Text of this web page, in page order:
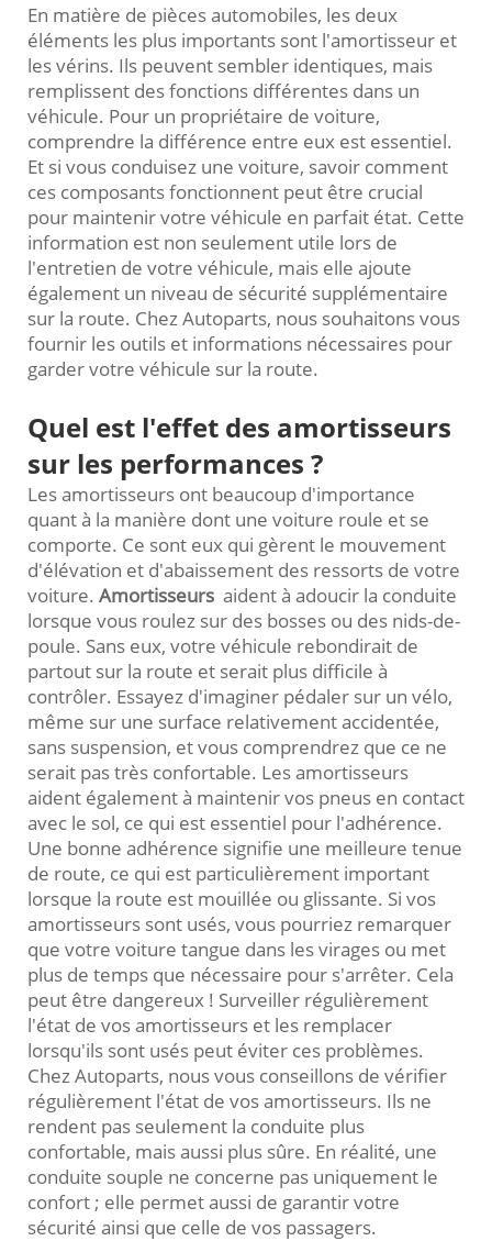
En matière de pièces automobiles, les deux
éléments les plus importants sont l'amortisseur et
les vérins. Ils peuvent sembler identiques, mais
remplissent des fonctions différentes dans un
véhicule. Pour un propriétaire de voiture,
comprendre la différence entre eux est essentiel.
Et si vous conduisez une voiture, savoir comment
ces composants fonctionnent peut être crucial
pour maintenir votre véhicule en parfait état. Cette
information est non seulement utile lors de
l'entretien de votre véhicule, mais elle ajoute
également un niveau de sécurité supplémentaire
sur la route. Chez Autoparts, nous souhaitons vous
fournir les outils et informations nécessaires pour
garder votre véhicule sur la route.
Quel est l'effet des amortisseurs
sur les performances ?
Les amortisseurs ont beaucoup d'importance
quant à la manière dont une voiture roule et se
comporte. Ce sont eux qui gèrent le mouvement
d'élévation et d'abaissement des ressorts de votre
voiture. Amortisseurs aident à adoucir la conduite
lorsque vous roulez sur des bosses ou des nids-de-
poule. Sans eux, votre véhicule rebondirait de
partout sur la route et serait plus difficile à
contrôler. Essayez d'imaginer pédaler sur un vélo,
même sur une surface relativement accidentée,
sans suspension, et vous comprendrez que ce ne
serait pas très confortable. Les amortisseurs
aident également à maintenir vos pneus en contact
avec le sol, ce qui est essentiel pour l'adhérence.
Une bonne adhérence signifie une meilleure tenue
de route, ce qui est particulièrement important
lorsque la route est mouillée ou glissante. Si vos
amortisseurs sont usés, vous pourriez remarquer
que votre voiture tangue dans les virages ou met
plus de temps que nécessaire pour s'arrêter. Cela
peut être dangereux ! Surveiller régulièrement
l'état de vos amortisseurs et les remplacer
lorsqu'ils sont usés peut éviter ces problèmes.
Chez Autoparts, nous vous conseillons de vérifier
régulièrement l'état de vos amortisseurs. Ils ne
rendent pas seulement la conduite plus
confortable, mais aussi plus sûre. En réalité, une
conduite souple ne concerne pas uniquement le
confort ; elle permet aussi de garantir votre
sécurité ainsi que celle de vos passagers.